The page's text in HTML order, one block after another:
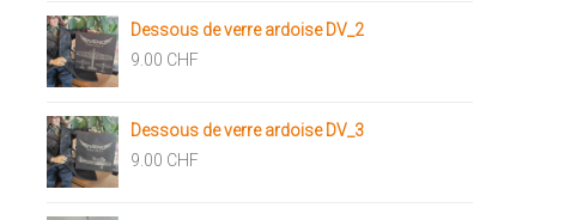
Dessous de verre ardoise DV_2
9.00 CHF
Dessous de verre ardoise DV_3
9.00 CHF